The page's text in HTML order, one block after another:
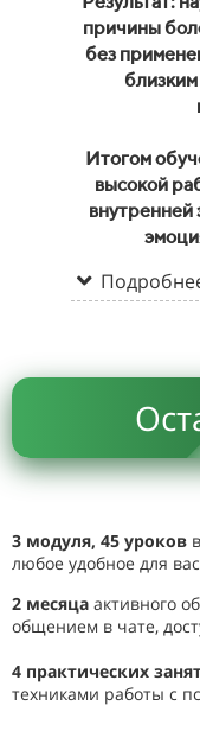
причины
без
близким
Итогом
высокой
3 модуля, 45 уроков
любое удобное для
2 месяца активного
общением в чате,
4 практических
техниками работы с